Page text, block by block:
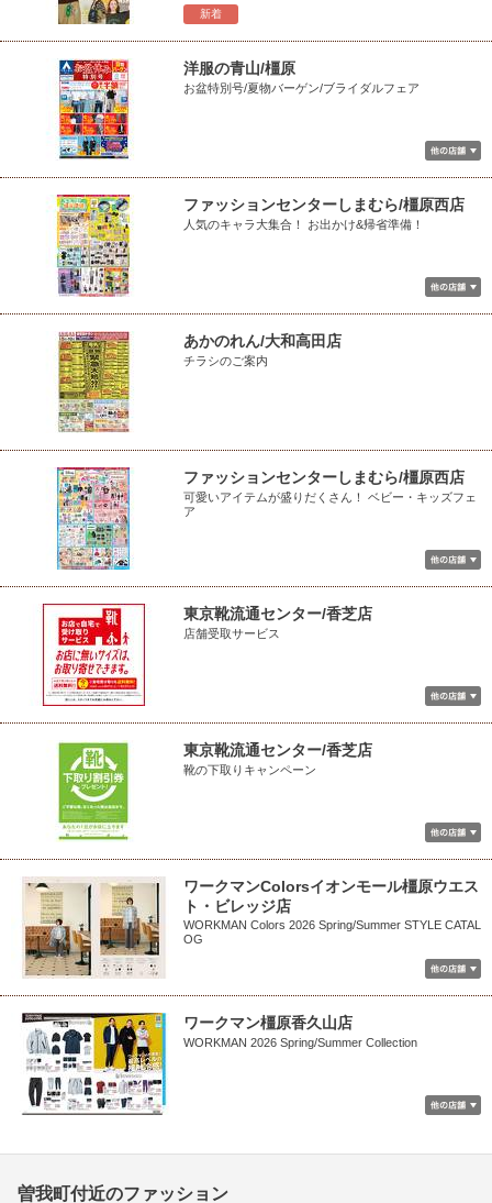
新着
洋服の青山/橿原
お盆特別号/夏物バーゲン/ブライダルフェア
ファッションセンターしまむら/橿原西店
人気のキャラ大集合！ お出かけ&帰省準備！
あかのれん/大和高田店
チラシのご案内
ファッションセンターしまむら/橿原西店
可愛いアイテムが盛りだくさん！ ベビー・キッズフェ
ア
東京靴流通センター/香芝店
店舗受取サービス
東京靴流通センター/香芝店
靴の下取りキャンペーン
ワークマンColorsイオンモール橿原ウエス
ト・ビレッジ店
WORKMAN Colors 2026 Spring/Summer STYLE CATAL
OG
ワークマン橿原香久山店
WORKMAN 2026 Spring/Summer Collection
曽我町付近のファッション